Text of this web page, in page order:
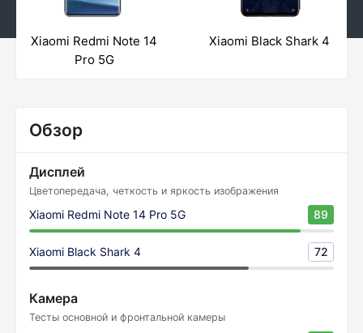
Xiaomi Redmi Note 14
Pro 5G
Xiaomi Black Shark 4
Обзор
Дисплей
Цветопередача, четкость и яркость изображения
Xiaomi Redmi Note 14 Pro 5G 89
Xiaomi Black Shark 4 72
Камера
Тесты основной и фронтальной камеры